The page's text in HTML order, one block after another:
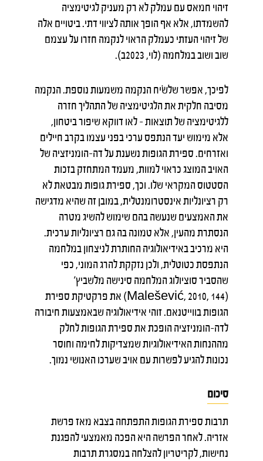
זיהוי חמאס עם עמלק לא רק מעניק לגיטימציה
להשמדתו, אלא אף הופך אותה לציווי דתי. ביטויים אלה
של זיהוי העזתי כעמלק הראוי לנקמה חזרו על עצמם
שוב ושוב במלחמה (לוי, 2023ב).
לפיכך, אפשר שלשׂיח הנקמה משמעות נוספת. הנקמה
מסיבה חלקית את הלגיטימציה של התהליך חזרה
ללגיטימציה של תוצאות – לאו דווקא שיפור ביטחון,
אלא מימוש יעד הנתפס ערכי בפני עצמו בקרב חיילים
ואזרחים. ספירת הגופות נשענת על דה-הומניזציה של
האויב המוצג כראוי למוות, מעמד המתחזק בזכות
הסטטוס המקראי שלו. וכך, ספירת גופות מבטאת לא
רק רציונליות אינסטרומנטלית, במובן זה שהיא מדגישה
את האמצעים שנעשה בהם שימוש להשיג מטרה
הנסתרת מהעין, אלא טמונה בה גם רציונליות ערכית.
היא מרכיב באידיאולוגיה החותרת לניצחון במלחמה
הנתפסת כטוטלית, ולכן נזקקת להרג המוני, כפי
שהסביר סוציולוג המלחמה סינישה מלשביץ'
(Malešević, 2010, 144) את פרקטיקת ספירת
הגופות בווייטנאם. זוהי אידיאולוגיה שבאמצעות חיבורה
לדה-הומניזציה הופכת את ספירת הגופות לחלק
מההנחות האידיאולוגיות שמצדיקות לחימה וחוסר
נכונות להגיע לפשרות עם אויב שערכו האנושי נמוך.
סיכום
תרבות ספירת הגופות התפתחה בצבא מאז פרשת
אזריה. לאחר הפרשה היא הפכה מאמצעי להפגנת
נחישות, לקריטריון להצלחה במסגרת תרבות